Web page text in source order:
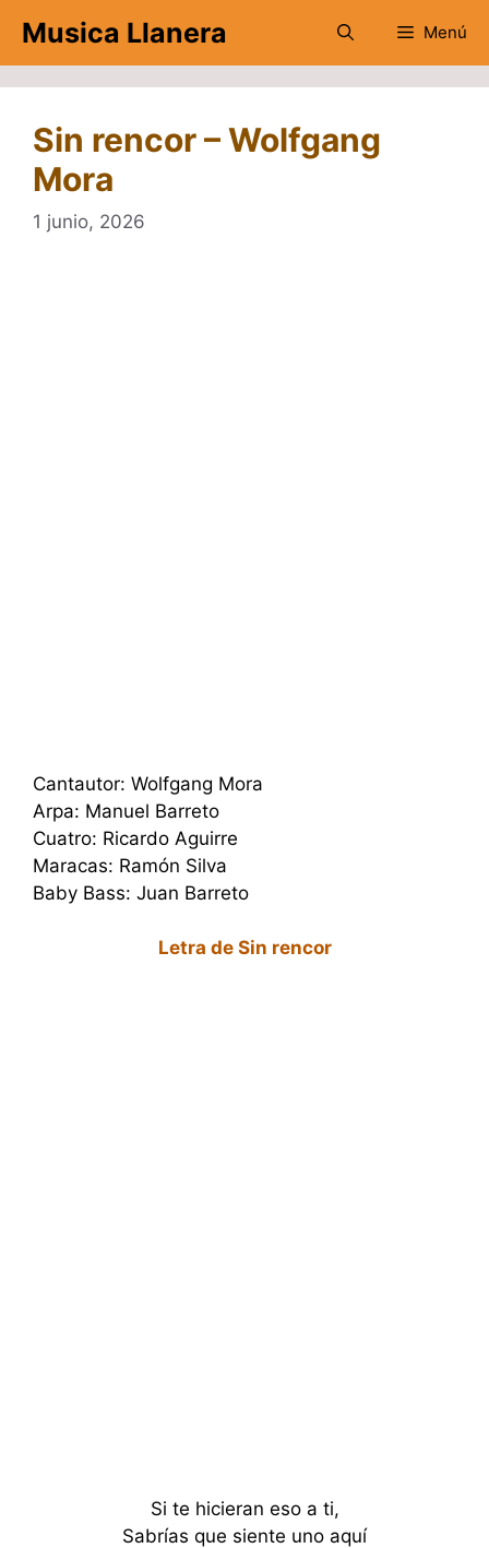
contenido
Musica Llanera Menú
Sin rencor – Wolfgang
Mora
1 junio, 2026
Cantautor: Wolfgang Mora
Arpa: Manuel Barreto
Cuatro: Ricardo Aguirre
Maracas: Ramón Silva
Baby Bass: Juan Barreto
Letra de Sin rencor
Si te hicieran eso a ti,
Sabrías que siente uno aquí